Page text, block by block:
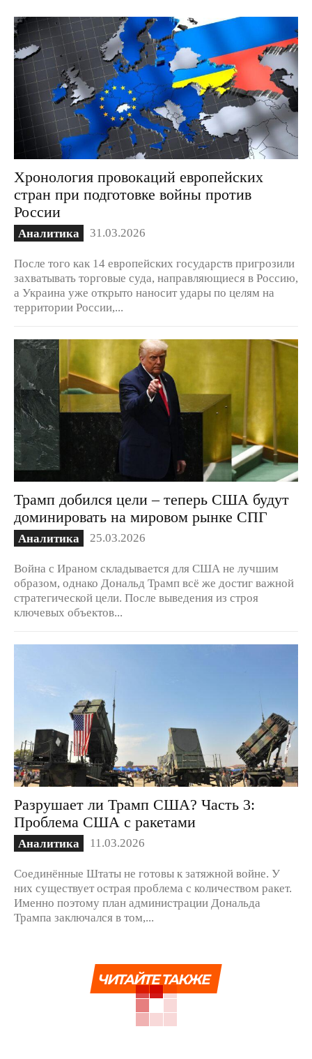
Хронология провокаций европейских
стран при подготовке войны против
России
Аналитика 31.03.2026
После того как 14 европейских государств пригрозили
захватывать торговые суда, направляющиеся в Россию,
а Украина уже открыто наносит удары по целям на
территории России,...
Трамп добился цели – теперь США будут
доминировать на мировом рынке СПГ
Аналитика 25.03.2026
Война с Ираном складывается для США не лучшим
образом, однако Дональд Трамп всё же достиг важной
стратегической цели. После выведения из строя
ключевых объектов...
Разрушает ли Трамп США? Часть 3:
Проблема США с ракетами
Аналитика 11.03.2026
Соединённые Штаты не готовы к затяжной войне. У
них существует острая проблема с количеством ракет.
Именно поэтому план администрации Дональда
Трампа заключался в том,...
ЧИТАЙТЕ ТАКЖЕ